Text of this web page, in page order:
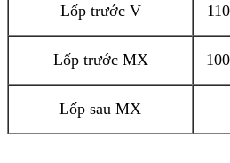
Lốp trước V
Lốp trước MX
Lốp sau MX